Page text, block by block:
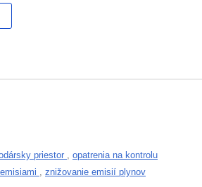
priestor , opatrenia na kontrolu
, znižovanie emisií plynov